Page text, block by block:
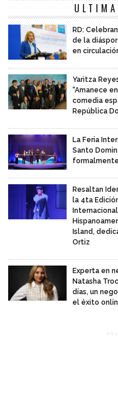
RD:
de la
en
Yaritza
“Amanece
comedia
República
La Feria
Santo
Resaltan
la 4ta
Island,
Ortiz
Experta en
Natasha
días, un
el éxito